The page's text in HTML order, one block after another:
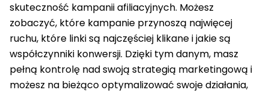
skuteczność kampanii afiliacyjnych. Możesz
zobaczyć, które kampanie przynoszą najwięcej
ruchu, które linki są najczęściej klikane i jakie są
współczynniki konwersji. Dzięki tym danym, masz
pełną kontrolę nad swoją strategią marketingową i
możesz na bieżąco optymalizować swoje działania,